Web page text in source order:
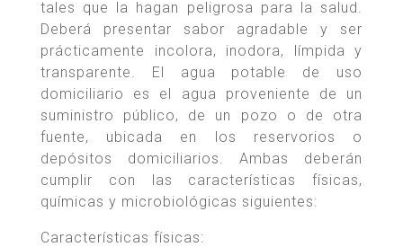
tales que la hagan peligrosa para la salud.
Deberá presentar sabor agradable y ser
prácticamente incolora, inodora, límpida y
transparente. El agua potable de uso
domiciliario es el agua proveniente de un
suministro público, de un pozo o de otra
fuente, ubicada en los reservorios o
depósitos domiciliarios. Ambas deberán
cumplir con las características físicas,
químicas y microbiológicas siguientes:
Características físicas: